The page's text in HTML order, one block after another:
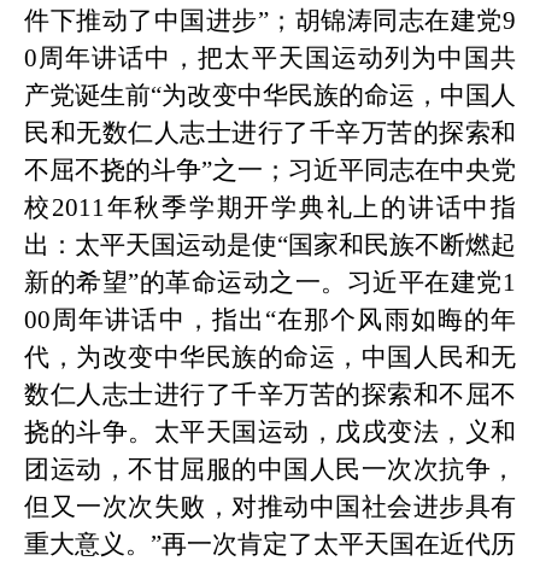
件下推动了中国进步”；胡锦涛同志在建党9
0周年讲话中，把太平天国运动列为中国共
产党诞生前“为改变中华民族的命运，中国人
民和无数仁人志士进行了千辛万苦的探索和
不屈不挠的斗争”之一；习近平同志在中央党
校2011年秋季学期开学典礼上的讲话中指
出：太平天国运动是使“国家和民族不断燃起
新的希望”的革命运动之一。习近平在建党1
00周年讲话中，指出“在那个风雨如晦的年
代，为改变中华民族的命运，中国人民和无
数仁人志士进行了千辛万苦的探索和不屈不
挠的斗争。太平天国运动，戊戌变法，义和
团运动，不甘屈服的中国人民一次次抗争，
但又一次次失败，对推动中国社会进步具有
重大意义。”再一次肯定了太平天国在近代历